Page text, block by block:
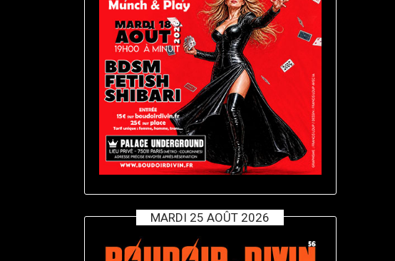
MARDI 25 AOÛT 2026